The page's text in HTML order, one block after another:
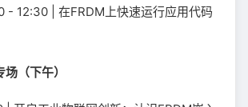
- 12:30 | 在FRDM上快速运行应用代码
（下午）